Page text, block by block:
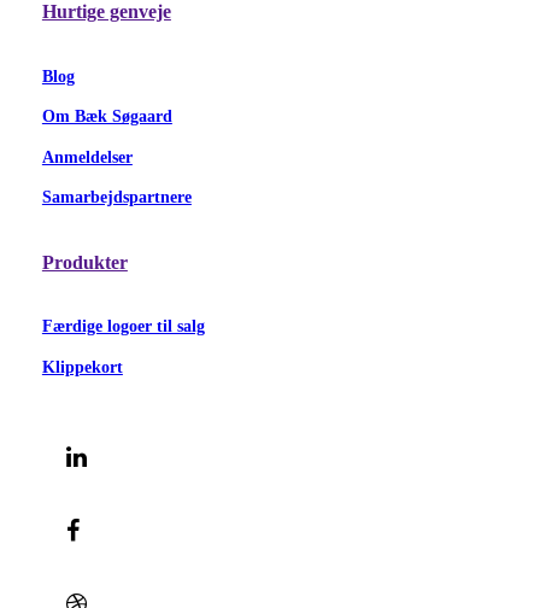
Hurtige genveje
Blog
Om Bæk Søgaard
Anmeldelser
Samarbejdspartnere
Produkter
Færdige logoer til salg
Klippekort